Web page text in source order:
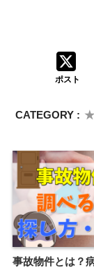
ポスト
CATEGORY :
事故物件とは？